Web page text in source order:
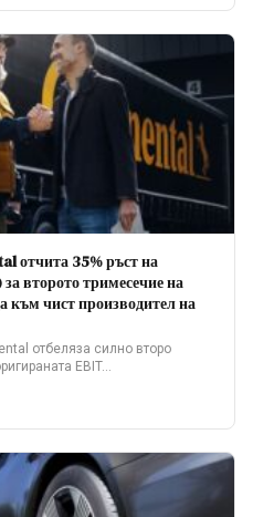
отчита 35% ръст на
второто тримесечие на
към чист производител на
отбеляза силно второ
EBIT…